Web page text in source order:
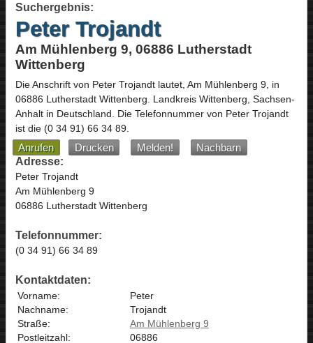
Suchergebnis:
Peter Trojandt
Am Mühlenberg 9, 06886 Lutherstadt
Wittenberg
Die Anschrift von Peter Trojandtlautet, Am Mühlenberg 9, in
06886 Lutherstadt Wittenberg. Landkreis Wittenberg, Sachsen-
Anhaltin Deutschland. Die Telefonnummer von Peter Trojandt
ist die (0 34 91) 66 34 89.
Anrufen Drucken Melden!
Nachbarn
Adresse:
Peter Trojandt
Am Mühlenberg 9
06886 Lutherstadt Wittenberg
Telefonnummer:
(0 34 91) 66 34 89
Kontaktdaten:
Vorname:
Peter
Nachname:
Trojandt
Straße:
Am Mühlenberg 9
Postleitzahl:
06886